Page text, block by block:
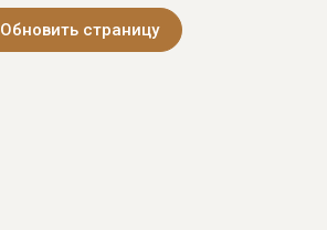
Обновить страницу